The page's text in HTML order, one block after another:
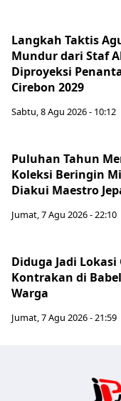
Langkah Taktis
Mundur dari Staf
Diproyeksi
Cirebon 2029
Sabtu, 8 Agu 2026 - 10:12
Puluhan Tahun
Koleksi Beringin
Diakui Maestro
Jumat, 7 Agu 2026 - 22:10
Diduga Jadi Lokasi
Kontrakan di
Warga
Jumat, 7 Agu 2026 - 21:59